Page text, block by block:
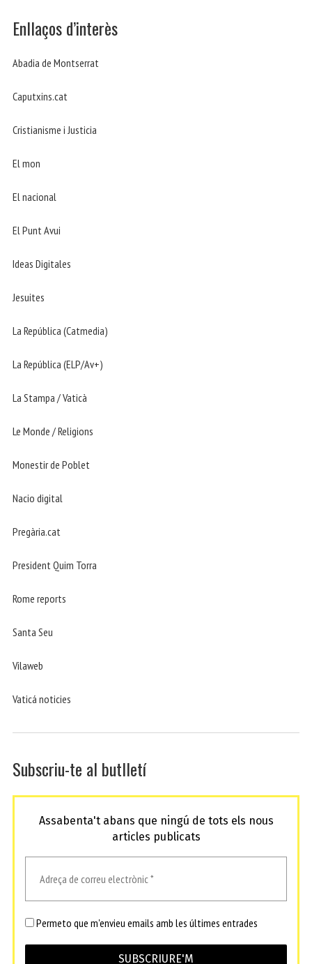
Enllaços d’interès
Abadia de Montserrat
Caputxins.cat
Cristianisme i Justicia
El mon
El nacional
El Punt Avui
Ideas Digitales
Jesuites
La República (Catmedia)
La República (ELP/Av+)
La Stampa / Vaticà
Le Monde / Religions
Monestir de Poblet
Nacio digital
Pregària.cat
President Quim Torra
Rome reports
Santa Seu
Vilaweb
Vaticá noticies
Subscriu-te al butlletí
Assabenta't abans que ningú de tots els nous
articles publicats
Permeto que m'envieu emails amb les últimes entrades